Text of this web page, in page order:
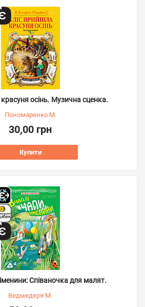
осінь. Музична сценка.
Пономаренко М.
30,00 грн
Купити
Співаночка для малят.
Ведмедеря М.